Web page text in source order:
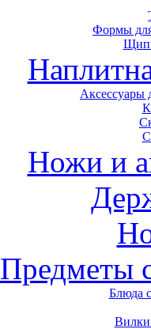
Формы
Аксессуары
Ножи и
Предметы
Блюда